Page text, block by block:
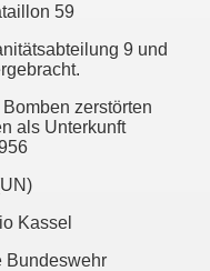
59
9 und
untergebracht.
zerstörten
als Unterkunft
Kassel